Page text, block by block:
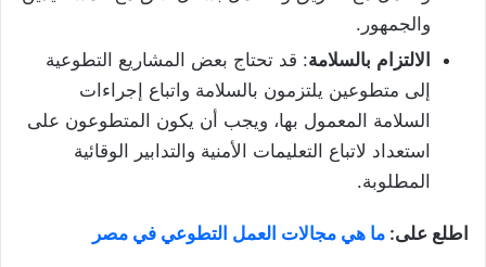
والجمهور.
الالتزام بالسلامة: قد تحتاج بعض المشاريع التطوعية
إلى متطوعين يلتزمون بالسلامة واتباع إجراءات
السلامة المعمول بها، ويجب أن يكون المتطوعون على
استعداد لاتباع التعليمات الأمنية والتدابير الوقائية
المطلوبة.
اطلع على: ما هي مجالات العمل التطوعي في مصر